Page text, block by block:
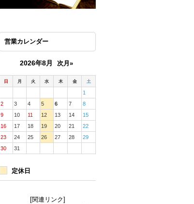
営業カレンダー
2026年8月 次月»
日 月 火 水 木 金 土
1
2
3 4 5 6 7
8
9
10 11 12 13 14
15
16
17 18 19 20 21
22
23
24 25 26 27 28
29
30
31
定休日
[関連リンク]